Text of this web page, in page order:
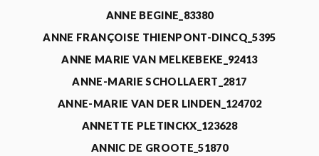
ANNE BEGINE_83380
ANNE FRANÇOISE THIENPONT-DINCQ_5395
ANNE MARIE VAN MELKEBEKE_92413
ANNE-MARIE SCHOLLAERT_2817
ANNE-MARIE VAN DER LINDEN_124702
ANNETTE PLETINCKX_123628
ANNIC DE GROOTE_51870